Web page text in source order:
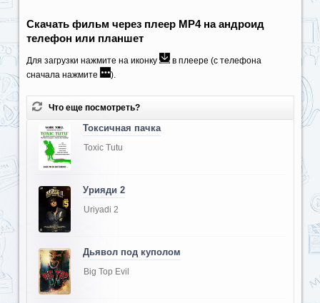
Скачать фильм через плеер MP4 на андроид
телефон или планшет
Для загрузки нажмите на иконку
в плеере (с телефона
сначала нажмите
).
Что еще посмотреть?
Токсичная пачка
Toxic Tutu
Урияди 2
Uriyadi 2
Дьявол под куполом
Big Top Evil